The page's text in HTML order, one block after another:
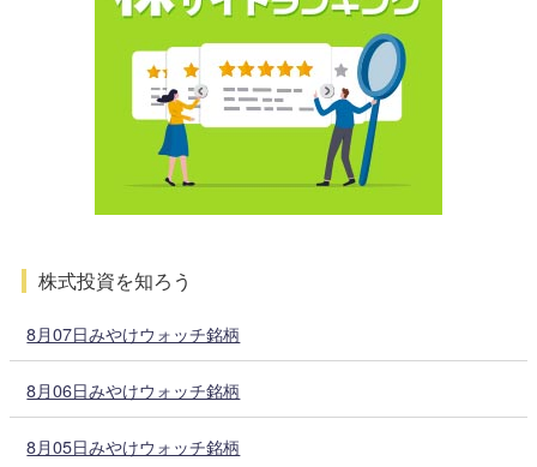
株式投資を知ろう
8月07日みやけウォッチ銘柄
8月06日みやけウォッチ銘柄
8月05日みやけウォッチ銘柄